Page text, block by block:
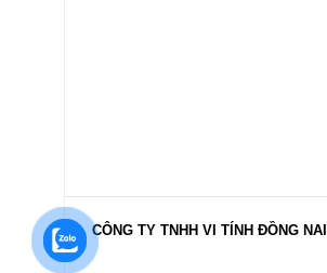
CÔNG TY TNHH VI TÍNH ĐỒNG NAI